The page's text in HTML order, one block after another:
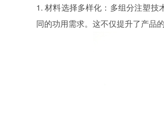
1. 材料选择多样化：多组分注塑
同的功用需求。这不仅提升了产品